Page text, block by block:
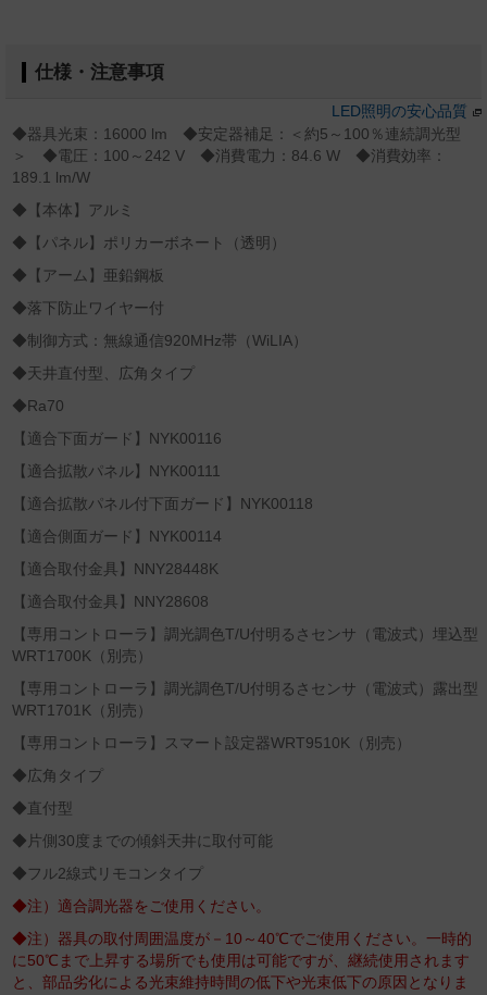
仕様・注意事項
LED照明の安心品質
◆器具光束：16000 lm ◆安定器補足：＜約5～100％連続調光型
＞ ◆電圧：100～242 V ◆消費電力：84.6 W ◆消費効率：
189.1 lm/W
◆【本体】アルミ
◆【パネル】ポリカーボネート（透明）
◆【アーム】亜鉛鋼板
◆落下防止ワイヤー付
◆制御方式：無線通信920MHz帯（WiLIA）
◆天井直付型、広角タイプ
◆Ra70
【適合下面ガード】NYK00116
【適合拡散パネル】NYK00111
【適合拡散パネル付下面ガード】NYK00118
【適合側面ガード】NYK00114
【適合取付金具】NNY28448K
【適合取付金具】NNY28608
【専用コントローラ】調光調色T/U付明るさセンサ（電波式）埋込型
WRT1700K（別売）
【専用コントローラ】調光調色T/U付明るさセンサ（電波式）露出型
WRT1701K（別売）
【専用コントローラ】スマート設定器WRT9510K（別売）
◆広角タイプ
◆直付型
◆片側30度までの傾斜天井に取付可能
◆フル2線式リモコンタイプ
◆注）適合調光器をご使用ください。
◆注）器具の取付周囲温度が－10～40℃でご使用ください。一時的
に50℃まで上昇する場所でも使用は可能ですが、継続使用されます
と、部品劣化による光束維持時間の低下や光束低下の原因となりま